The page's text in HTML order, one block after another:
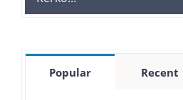
for:
Popular Recent